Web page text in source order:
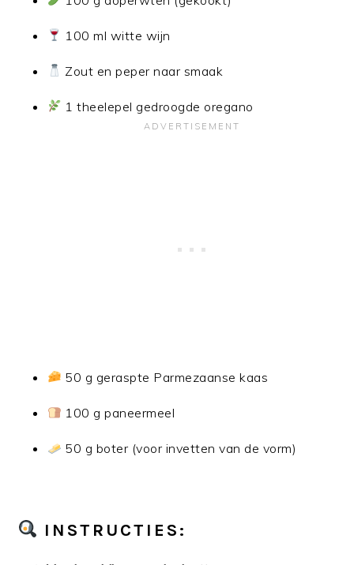
100 ml witte wijn
Zout en peper naar smaak
1 theelepel gedroogde oregano
50 g geraspte Parmezaanse kaas
100 g paneermeel
50 g boter (voor invetten van de vorm)
INSTRUCTIES: